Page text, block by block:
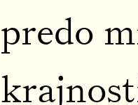
predo